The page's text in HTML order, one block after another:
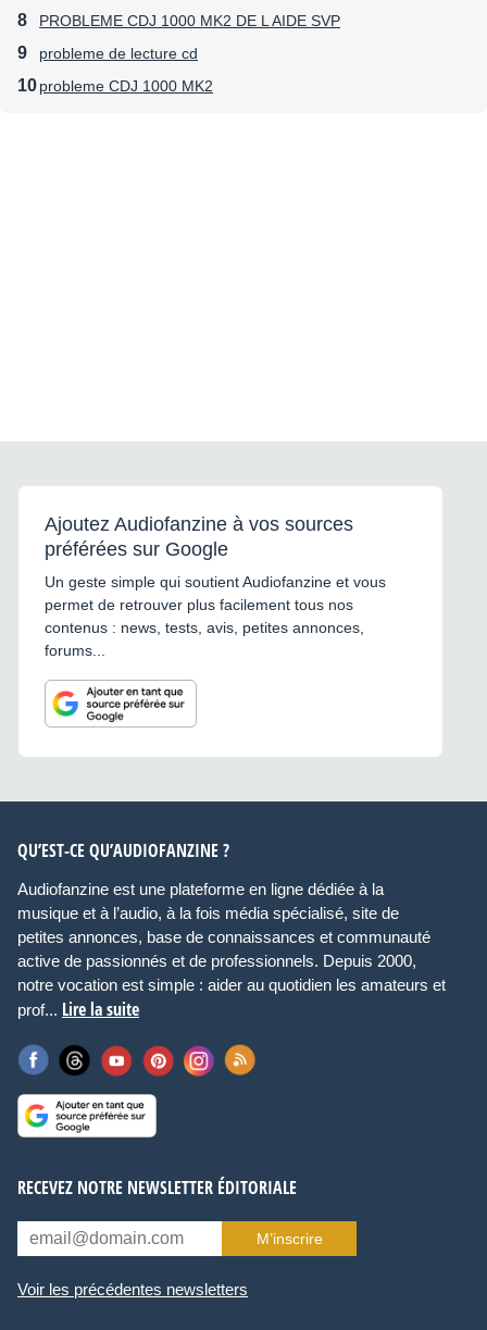
Conversion Legato Link
Oui
CD, CD-R & CD-RW
Accessoires inclus
Mode d'emploi, câble d'alimentation électrique, câble
phono stéréo, cordon de contrôle, broche d'éjection.
Spécifications
Réponse en fréquence (CD)
Rapport signal/bruit
Supérieur à 115 dB (EIAJ)
0,006 % (EIAJ)
Niveau de sortie
31 Watt
Alimentation
PROBLEME CDJ 1000 MK2 DE L AIDE SVP
probleme de lecture cd
probleme CDJ 1000 MK2
Ajoutez Audiofanzine à vos sources
préférées sur Google
Un geste simple qui soutient Audiofanzine et vous
permet de retrouver plus facilement tous nos
contenus : news, tests, avis, petites annonces,
forums...
QU’EST-CE QU’AUDIOFANZINE ?
Audiofanzine est une plateforme en ligne dédiée à la
musique et à l’audio, à la fois média spécialisé, site de
petites annonces, base de connaissances et communauté
active de passionnés et de professionnels. Depuis 2000,
notre vocation est simple : aider au quotidien les amateurs et
prof... Lire la suite
RECEVEZ NOTRE NEWSLETTER ÉDITORIALE
M’inscrire
Voir les précédentes newsletters